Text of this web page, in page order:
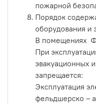
пожарной
Порядок
оборудования и
В помещениях
При
эвакуационных
запрещается:
Эксплуатация
фельдшерско –